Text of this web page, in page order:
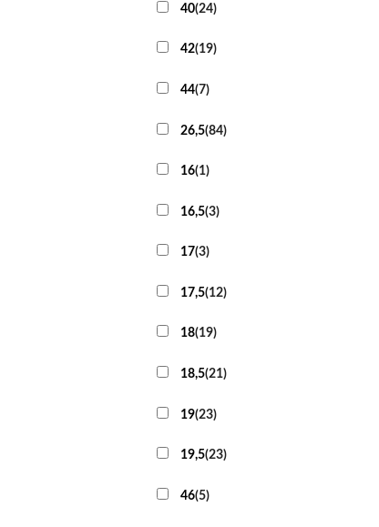
40(24)
42(19)
44(7)
26,5(84)
16(1)
16,5(3)
17(3)
17,5(12)
18(19)
18,5(21)
19(23)
19,5(23)
46(5)